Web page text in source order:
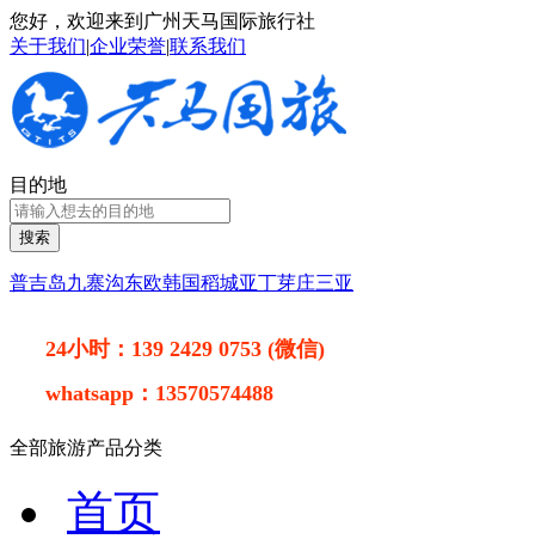
您好，欢迎来到广州天马国际旅行社
关于我们|企业荣誉|联系我们
目的地
搜索
普吉岛九寨沟东欧韩国稻城亚丁芽庄三亚
24小时： 139 2429 0753 (微信)
whatsapp： 13570574488
全部旅游产品分类
首页